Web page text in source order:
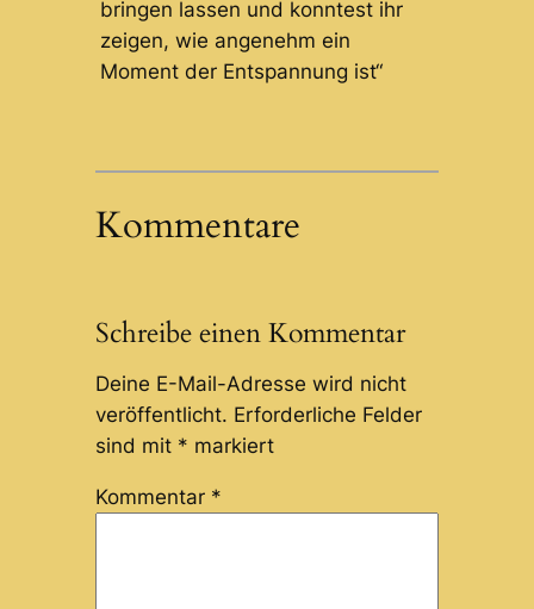
bringen lassen und konntest ihr
zeigen, wie angenehm ein
Moment der Entspannung ist“
Kommentare
Schreibe einen Kommentar
Deine E-Mail-Adresse wird nicht
veröffentlicht. Erforderliche Felder
sind mit * markiert
Kommentar *